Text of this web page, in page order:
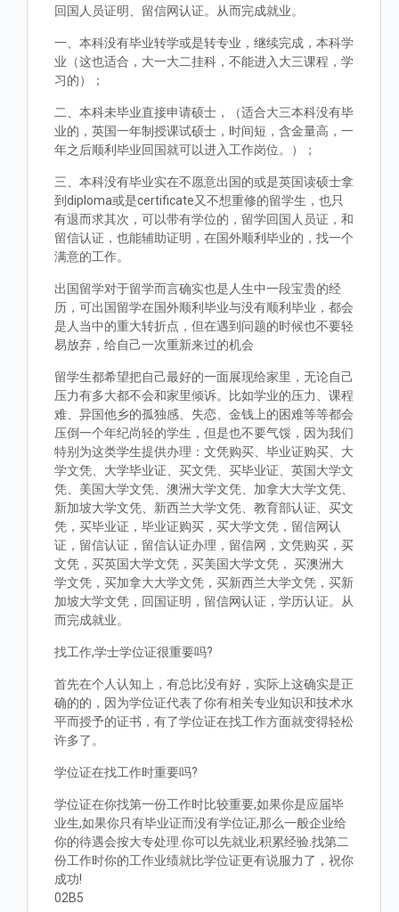
回国人员证明、留信网认证。从而完成就业。
一、本科没有毕业转学或是转专业，继续完成，本科学
业（这也适合，大一大二挂科，不能进入大三课程，学
习的）；
二、本科未毕业直接申请硕士，（适合大三本科没有毕
业的，英国一年制授课试硕士，时间短，含金量高，一
年之后顺利毕业回国就可以进入工作岗位。）；
三、本科没有毕业实在不愿意出国的或是英国读硕士拿
到diploma或是certificate又不想重修的留学生，也只
有退而求其次，可以带有学位的，留学回国人员证，和
留信认证，也能辅助证明，在国外顺利毕业的，找一个
满意的工作。
出国留学对于留学而言确实也是人生中一段宝贵的经
历，可出国留学在国外顺利毕业与没有顺利毕业，都会
是人当中的重大转折点，但在遇到问题的时候也不要轻
易放弃，给自己一次重新来过的机会
留学生都希望把自己最好的一面展现给家里，无论自己
压力有多大都不会和家里倾诉。比如学业的压力、课程
难、异国他乡的孤独感、失恋、金钱上的困难等等都会
压倒一个年纪尚轻的学生，但是也不要气馁，因为我们
特别为这类学生提供办理：文凭购买、毕业证购买、大
学文凭、大学毕业证、买文凭、买毕业证、英国大学文
凭、美国大学文凭、澳洲大学文凭、加拿大大学文凭、
新加坡大学文凭、新西兰大学文凭、教育部认证、买文
凭，买毕业证，毕业证购买，买大学文凭，留信网认
证，留信认证，留信认证办理，留信网，文凭购买，买
文凭，买英国大学文凭，买美国大学文凭， 买澳洲大
学文凭，买加拿大大学文凭，买新西兰大学文凭，买新
加坡大学文凭，回国证明，留信网认证，学历认证。从
而完成就业。
找工作,学士学位证很重要吗?
首先在个人认知上，有总比没有好，实际上这确实是正
确的的，因为学位证代表了你有相关专业知识和技术水
平而授予的证书，有了学位证在找工作方面就变得轻松
许多了。
学位证在找工作时重要吗?
学位证在你找第一份工作时比较重要,如果你是应届毕
业生,如果你只有毕业证而没有学位证,那么一般企业给
你的待遇会按大专处理.你可以先就业,积累经验.找第二
份工作时你的工作业绩就比学位证更有说服力了，祝你
成功!
02B5